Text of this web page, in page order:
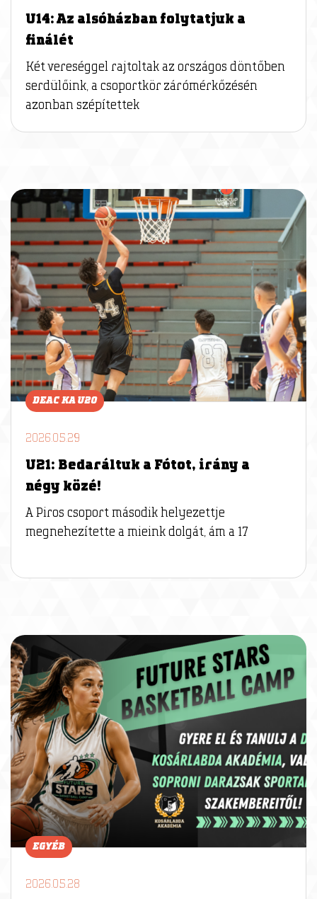
U14: Az alsóházban folytatjuk a
finálét
Két vereséggel rajtoltak az országos döntőben
serdülőink, a csoportkör zárómérkőzésén
azonban szépítettek
DEAC KA U20
2026.05.29
U21: Bedaráltuk a Fótot, irány a
négy közé!
A Piros csoport második helyezettje
megnehezítette a mieink dolgát, ám a 17
EGYÉB
2026.05.28